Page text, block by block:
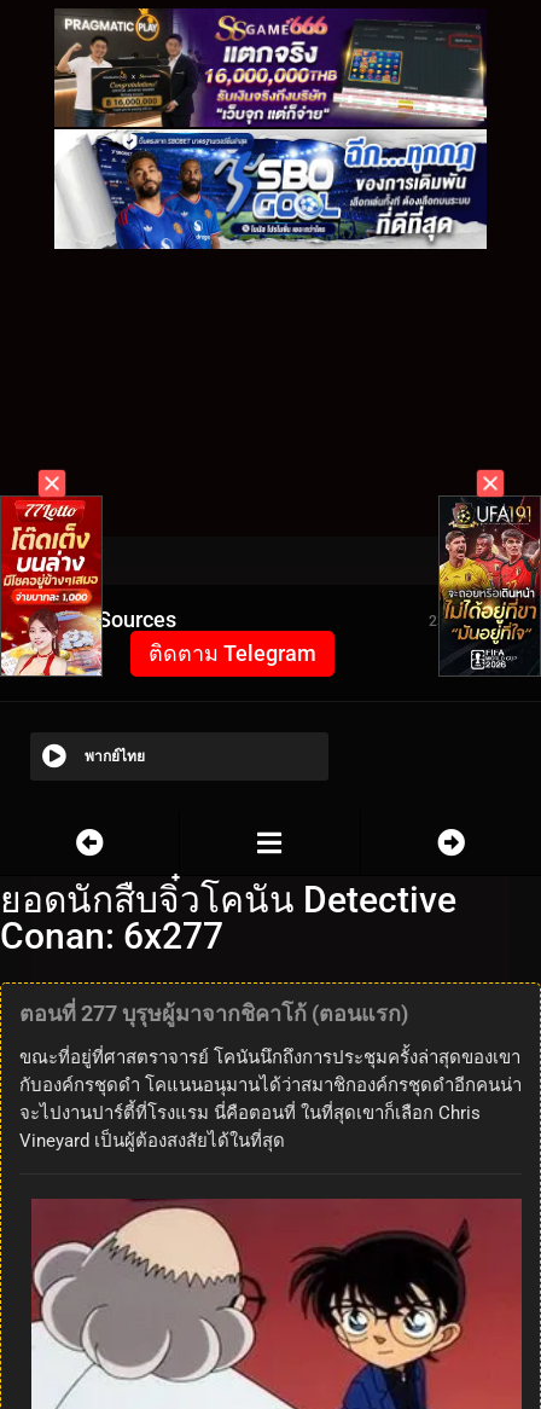
Video Sources 2379 Views
ติดตาม Telegram
พากย์ไทย
ยอดนักสืบจิ๋วโคนัน Detective
Conan: 6x277
ตอนที่ 277 บุรุษผู้มาจากชิคาโก้ (ตอนแรก)
ขณะที่อยู่ที่ศาสตราจารย์ โคนันนึกถึงการประชุมครั้งล่าสุดของเขา
กับองค์กรชุดดำ โคแนนอนุมานได้ว่าสมาชิกองค์กรชุดดำอีกคนน่า
จะไปงานปาร์ตี้ที่โรงแรม นี่คือตอนที่ ในที่สุดเขาก็เลือก Chris
Vineyard เป็นผู้ต้องสงสัยได้ในที่สุด